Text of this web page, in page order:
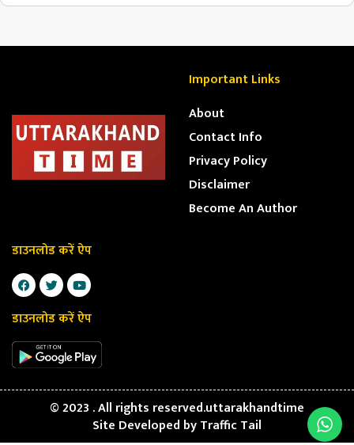
Important Links
About
Contact Info
Privacy Policy
Disclaimer
Become An Author
डाउनलोड करें ऐप
डाउनलोड करें ऐप
© 2023 . All rights reserved.uttarakhandtime
Site Developed byTraffic Tail